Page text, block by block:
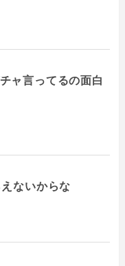
ャ言ってるの面白
ないからな